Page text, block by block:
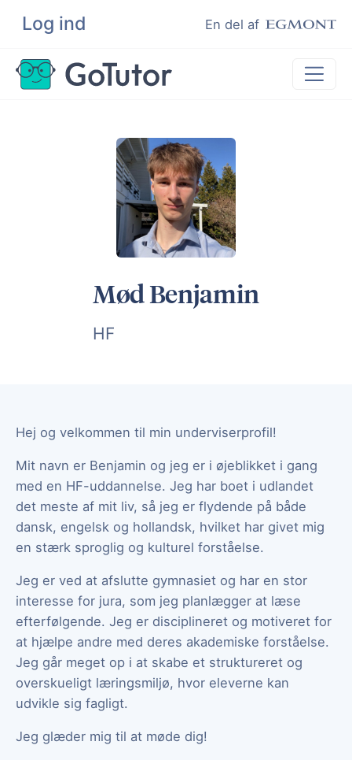
Log ind En del af
Søg
Lektiehjælp
Eksamenshjælp
Hjælp til ordblinde
Kundeudtalelser
Undervisere
Mød Benjamin
HF
Hej og velkommen til min underviserprofil!
Mit navn er Benjamin og jeg er i øjeblikket i gang
med en HF-uddannelse. Jeg har boet i udlandet
det meste af mit liv, så jeg er flydende på både
dansk, engelsk og hollandsk, hvilket har givet mig
en stærk sproglig og kulturel forståelse.
Jeg er ved at afslutte gymnasiet og har en stor
interesse for jura, som jeg planlægger at læse
efterfølgende. Jeg er disciplineret og motiveret for
at hjælpe andre med deres akademiske forståelse.
Jeg går meget op i at skabe et struktureret og
overskueligt læringsmiljø, hvor eleverne kan
udvikle sig fagligt.
Jeg glæder mig til at møde dig!